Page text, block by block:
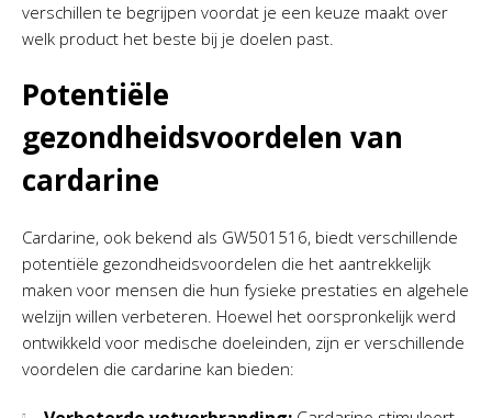
verschillen te begrijpen voordat je een keuze maakt over
welk product het beste bij je doelen past.
Potentiële
gezondheidsvoordelen van
cardarine
Cardarine, ook bekend als GW501516, biedt verschillende
potentiële gezondheidsvoordelen die het aantrekkelijk
maken voor mensen die hun fysieke prestaties en algehele
welzijn willen verbeteren. Hoewel het oorspronkelijk werd
ontwikkeld voor medische doeleinden, zijn er verschillende
voordelen die cardarine kan bieden: